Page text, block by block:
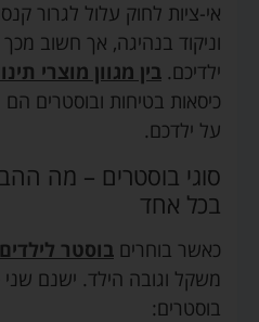
אי-ציות לחוק עלול לגרור
וניקוד בנהיגה, אך חשוב
ילדיכם. בין מגוון מוצרי
כיסאות בטיחות ובוסטרים
על ילדכם.
סוגי בוסטרים – מה
בכל אחד
כאשר בוחרים בוסטר לילדים
משקל וגובה הילד. ישנם שני
בוסטרים: